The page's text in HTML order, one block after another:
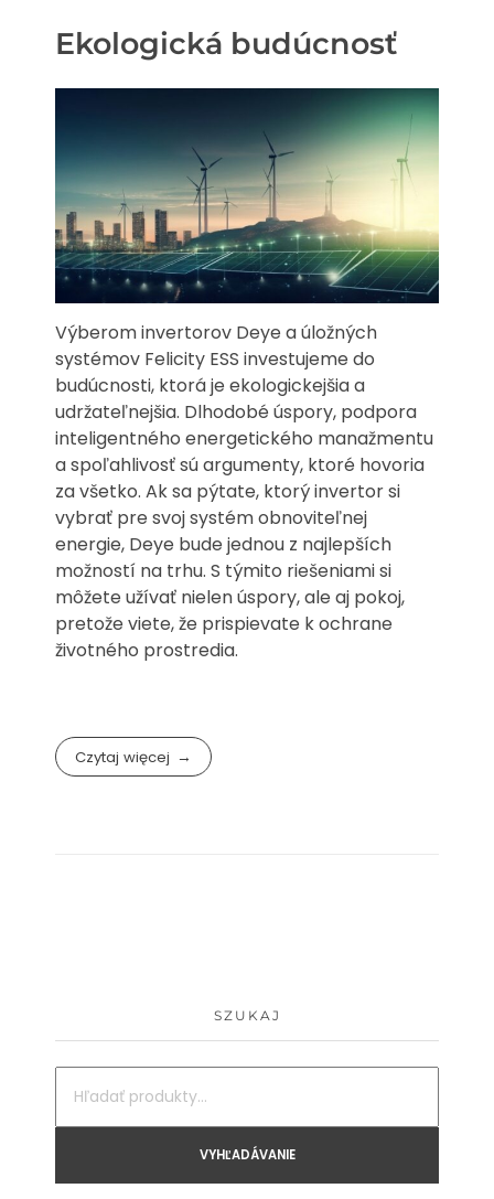
Ekologická budúcnosť
Výberom invertorov Deye a úložných
systémov Felicity ESS investujeme do
budúcnosti, ktorá je ekologickejšia a
udržateľnejšia. Dlhodobé úspory, podpora
inteligentného energetického manažmentu
a spoľahlivosť sú argumenty, ktoré hovoria
za všetko. Ak sa pýtate, ktorý invertor si
vybrať pre svoj systém obnoviteľnej
energie, Deye bude jednou z najlepších
možností na trhu. S týmito riešeniami si
môžete užívať nielen úspory, ale aj pokoj,
pretože viete, že prispievate k ochrane
životného prostredia.
Czytaj więcej
SZUKAJ
VYHĽADÁVANIE